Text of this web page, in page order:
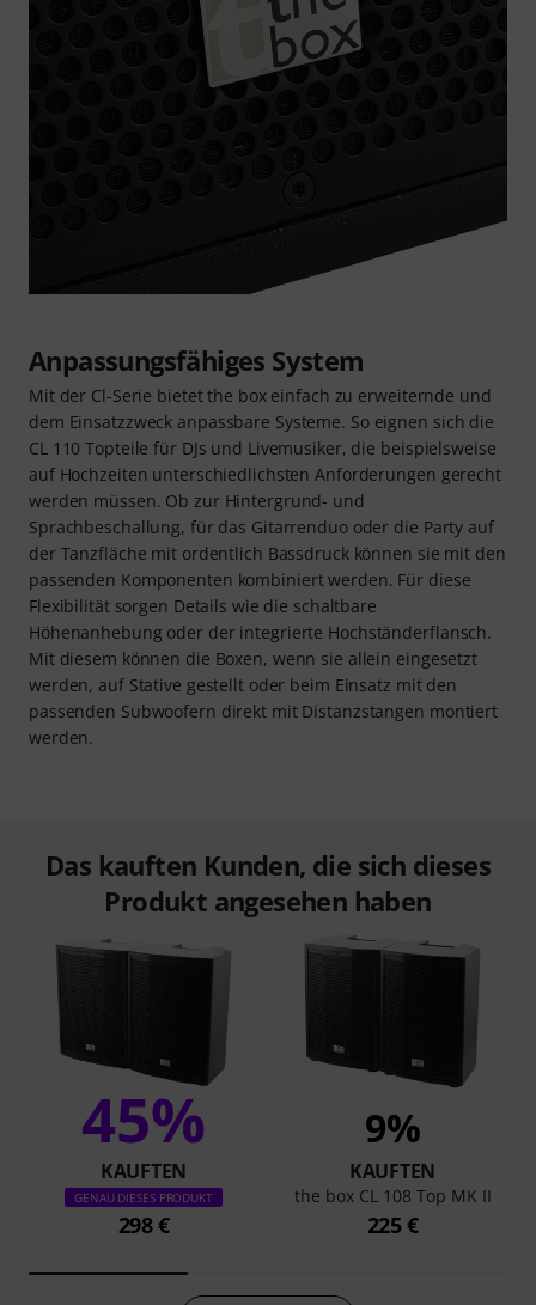
Anpassungsfähiges System
Mit der Cl-Serie bietet the box einfach zu erweiternde und
dem Einsatzzweck anpassbare Systeme. So eignen sich die
CL 110 Topteile für DJs und Livemusiker, die beispielsweise
auf Hochzeiten unterschiedlichsten Anforderungen gerecht
werden müssen. Ob zur Hintergrund- und
Sprachbeschallung, für das Gitarrenduo oder die Party auf
der Tanzfläche mit ordentlich Bassdruck können sie mit den
passenden Komponenten kombiniert werden. Für diese
Flexibilität sorgen Details wie die schaltbare
Höhenanhebung oder der integrierte Hochständerflansch.
Mit diesem können die Boxen, wenn sie allein eingesetzt
werden, auf Stative gestellt oder beim Einsatz mit den
passenden Subwoofern direkt mit Distanzstangen montiert
werden.
Das kauften Kunden, die sich dieses
Produkt angesehen haben
45%
KAUFTEN
GENAU DIESES PRODUKT
298 €
9%
KAUFTEN
the box CL 108 Top MK II
225 €